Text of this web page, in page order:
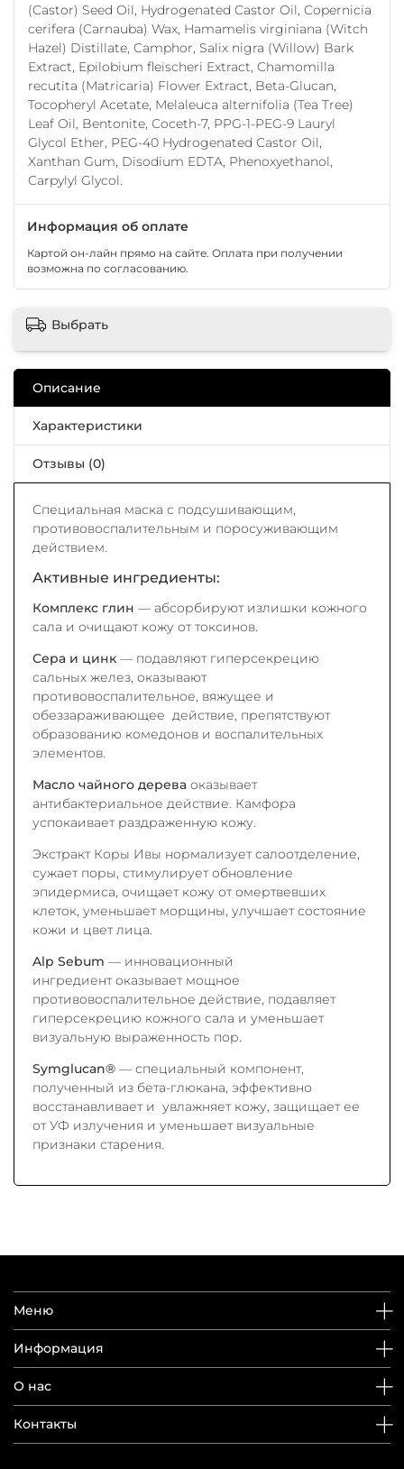
(Castor) Seed Oil, Hydrogenated Castor Oil, Copernicia
cerifera (Carnauba) Wax, Hamamelis virginiana (Witch
Hazel) Distillate, Camphor, Salix nigra (Willow) Bark
Extract, Epilobium fleischeri Extract, Chamomilla
recutita (Matricaria) Flower Extract, Beta-Glucan,
Tocopheryl Acetate, Melaleuca alternifolia (Tea Tree)
Leaf Oil, Bentonite, Coceth-7, PPG-1-PEG-9 Lauryl
Glycol Ether, PEG-40 Hydrogenated Castor Oil,
Xanthan Gum, Disodium EDTA, Phenoxyethanol,
Carpylyl Glycol.
Информация об оплате
Картой он-лайн прямо на сайте. Оплата при получении
возможна по согласованию.
Выбрать
Описание
Характеристики
Отзывы (0)
Специальная маска с подсушивающим,
противовоспалительным и поросуживающим
действием.
Активные ингредиенты:
Комплекс глин — абсорбируют излишки кожного
сала и очищают кожу от токсинов.
Сера и цинк — подавляют гиперсекрецию
сальных желез, оказывают
противовоспалительное, вяжущее и
обеззараживающее действие, препятствуют
образованию комедонов и воспалительных
элементов.
Масло чайного дерева оказывает
антибактериальное действие. Камфора
успокаивает раздраженную кожу.
Экстракт Коры Ивы нормализует салоотделение,
сужает поры, стимулирует обновление
эпидермиса, очищает кожу от омертвевших
клеток, уменьшает морщины, улучшает состояние
кожи и цвет лица.
Alp Sebum — инновационный
ингредиент оказывает мощное
противовоспалительное действие, подавляет
гиперсекрецию кожного сала и уменьшает
визуальную выраженность пор.
Symglucan® — специальный компонент,
полученный из бета-глюкана, эффективно
восстанавливает и увлажняет кожу, защищает ее
от УФ излучения и уменьшает визуальные
признаки старения.
Меню
Информация
О нас
Контакты